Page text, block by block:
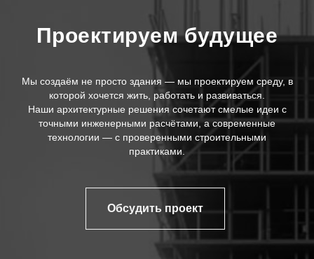
Проектируем будущее
Мы создаём не просто здания — мы проектируем среду, в
которой хочется жить, работать и развиваться.
Наши архитектурные решения сочетают смелые идеи с
точными инженерными расчётами, а современные
технологии — с проверенными строительными
практиками.
Обсудить проект